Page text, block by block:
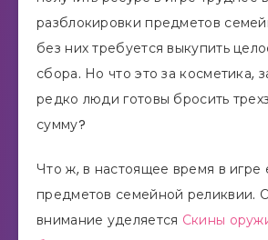
разблокировки предметов
без них требуется выкупить
сбора. Но что это за косметика,
редко люди готовы бросить
сумму?
Что ж, в настоящее время в игре
предметов семейной реликвии.
внимание уделяется Скины